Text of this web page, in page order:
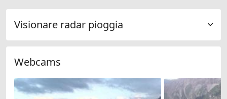
Visionare radar pioggia
Webcams